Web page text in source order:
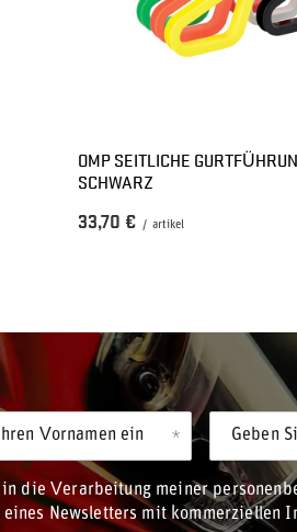
OMP SEITLICHE
SCHWARZ
33,70 € / artikel
Vornamen ein Geben
die Verarbeitung meiner
eines Newsletters mit kommerziellen